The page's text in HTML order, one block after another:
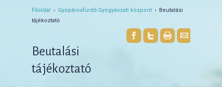
Főoldal › Gyopárosfürdő Gyógyászati központ › Beutalási
tájékoztató
Beutalási
tájékoztató